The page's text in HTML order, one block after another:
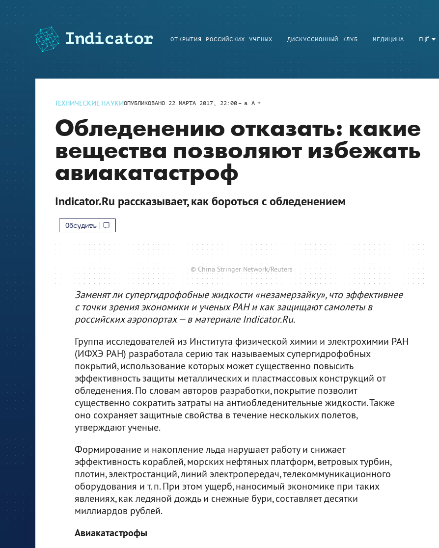
ЕЩЁ
ОТКРЫТИЯ РОССИЙСКИХ УЧЕНЫХ ДИСКУССИОННЫЙ КЛУБ МЕДИЦИНА
ТЕХНИЧЕСКИЕ НАУКИОПУБЛИКОВАНО 22 МАРТА 2017, 22:00 a A
Обледенению отказать: какие
вещества позволяют избежать
авиакатастроф
Indicator.Ru рассказывает, как бороться с обледенением
Обсудить
© China Stringer Network/Reuters
Заменят ли супергидрофобные жидкости «незамерзайку», что эффективнее
с точки зрения экономики и ученых РАН и как защищают самолеты в
российских аэропортах — в материале Indicator.Ru.
Группа исследователей из Института физической химии и электрохимии РАН
(ИФХЭ РАН) разработала серию так называемых супергидрофобных
покрытий, использование которых может существенно повысить
эффективность защиты металлических и пластмассовых конструкций от
обледенения. По словам авторов разработки, покрытие позволит
существенно сократить затраты на антиобледенительные жидкости. Также
оно сохраняет защитные свойства в течение нескольких полетов,
утверждают ученые.
Формирование и накопление льда нарушает работу и снижает
эффективность кораблей, морских нефтяных платформ, ветровых турбин,
плотин, электростанций, линий электропередач, телекоммуникационного
оборудования и т. п. При этом ущерб, наносимый экономике при таких
явлениях, как ледяной дождь и снежные бури, составляет десятки
миллиардов рублей.
Авиакатастрофы